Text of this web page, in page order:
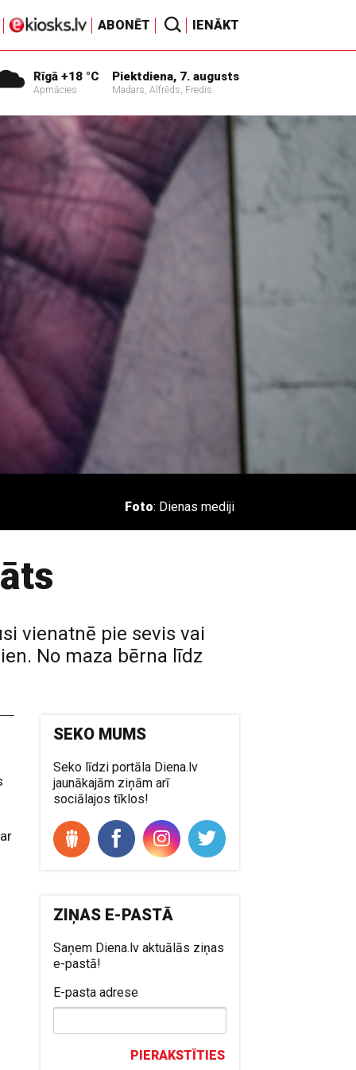
ABONĒT IENĀKT
Rīgā +18 °C
Apmācies
Piektdiena, 7. augusts
Madars, Alfrēds, Fredis
Foto: Dienas mediji
vienatnē pie sevis vai
No maza bērna līdz
SEKO MUMS
Seko līdzi portāla Diena.lv
jaunākajām ziņām arī
sociālajos tīklos!
ZIŅAS E-PASTĀ
Saņem Diena.lv aktuālās ziņas
e-pastā!
E-pasta adrese
PIERAKSTĪTIES